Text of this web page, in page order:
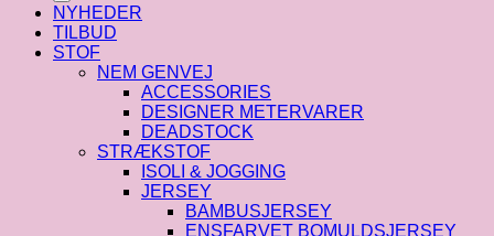
NYHEDER
TILBUD
STOF
NEM GENVEJ
ACCESSORIES
DESIGNER METERVARER
DEADSTOCK
STRÆKSTOF
ISOLI & JOGGING
JERSEY
BAMBUSJERSEY
ENSFARVET BOMULDSJERSEY